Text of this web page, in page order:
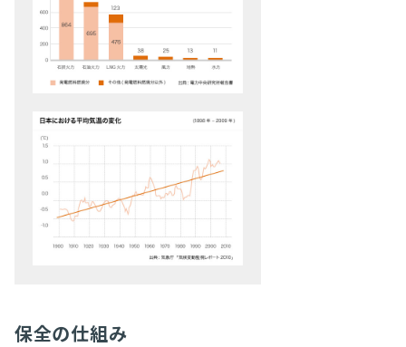
保全の仕組み